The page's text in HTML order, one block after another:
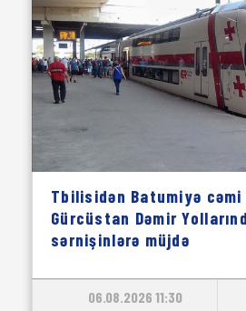
Tbilisidən Batumiyə
Gürcüstan Dəmir
sərnişinlərə müjdə
06.08.2026 11:30